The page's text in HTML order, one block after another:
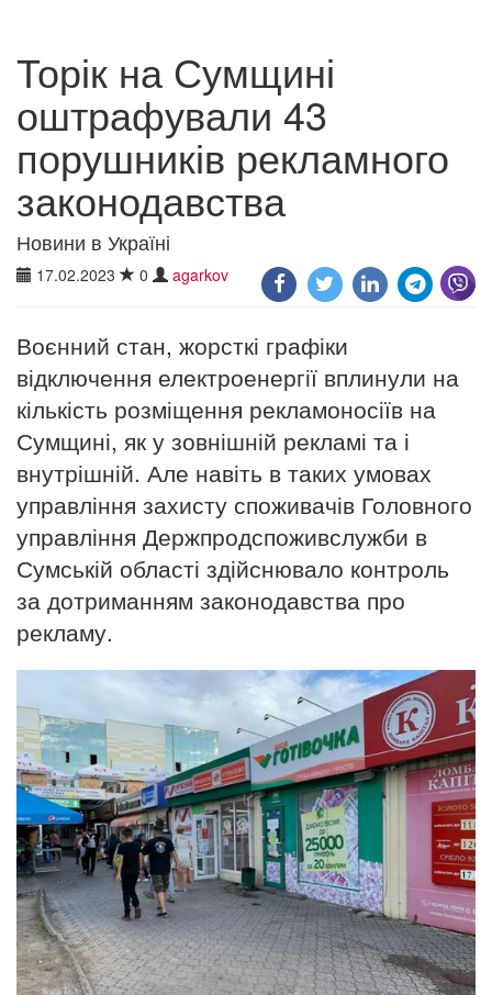
Торік на Сумщині
оштрафували 43
порушників рекламного
законодавства
Новини в Україні
17.02.2023 0 agarkov
Воєнний стан, жорсткі графіки
відключення електроенергії вплинули на
кількість розміщення рекламоносіїв на
Сумщині, як у зовнішній рекламі та і
внутрішній. Але навіть в таких умовах
управління захисту споживачів Головного
управління Держпродспоживслужби в
Сумській області здійснювало контроль
за дотриманням законодавства про
рекламу.